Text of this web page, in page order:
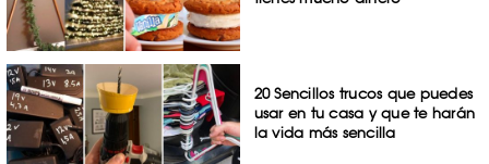
20 Sencillos trucos que puedes
usar en tu casa y que te harán
la vida más sencilla